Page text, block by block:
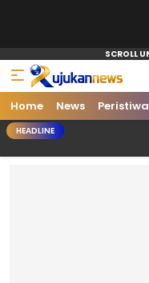
Home News Peristiwa
HEADLINE